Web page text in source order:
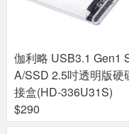
伽利略 USB3.1 Gen1
A/SSD 2.5吋透明版硬
接盒(HD-336U31S)
$290